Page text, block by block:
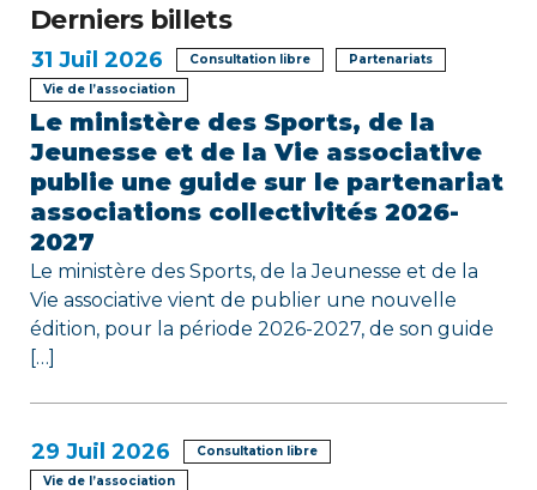
e
l
’
a
r
t
i
c
l
e
Derniers billets
31 Juil 2026 Consultation libre
Partenariats
Vie de l’association
Le ministère des Sports, de la
Jeunesse et de la Vie associative
publie une guide sur le partenariat
associations collectivités 2026-
2027
Le ministère des Sports, de la Jeunesse et de la
Vie associative vient de publier une nouvelle
édition, pour la période 2026-2027, de son guide
[…]
29 Juil 2026
Consultation libre
Vie de l’association